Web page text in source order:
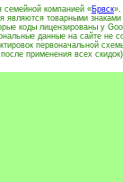
семейной компанией «Брвск».
являются товарными
коды лицензированы у
данные на сайте не
первоначальной
применения всех скидок).